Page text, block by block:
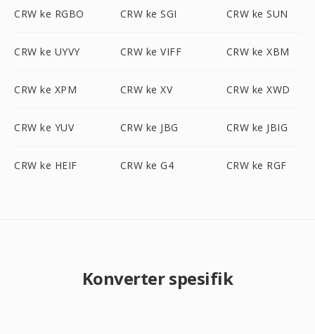
CRW ke RGBO CRW ke SGI CRW ke SUN
CRW ke UYVY CRW ke VIFF CRW ke XBM
CRW ke XPM CRW ke XV CRW ke XWD
CRW ke YUV CRW ke JBG CRW ke JBIG
CRW ke HEIF CRW ke G4 CRW ke RGF
Konverter spesifik